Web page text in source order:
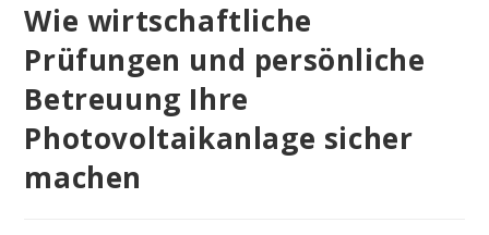
Wie wirtschaftliche
Prüfungen und persönliche
Betreuung Ihre
Photovoltaikanlage sicher
machen